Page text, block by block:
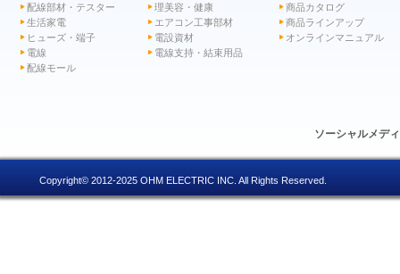
配線部材・テスター
理美容・健康
生活家電
エアコン工事部材
ヒューズ・端子
電設資材
電線
電線支持・結束用品
配線モール
商品カタログ
商品ラインアップ
オンラインマニュアル
ソーシャルメデ
Copyright© 2012-2025 OHM ELECTRIC INC. All Rights Reserved.